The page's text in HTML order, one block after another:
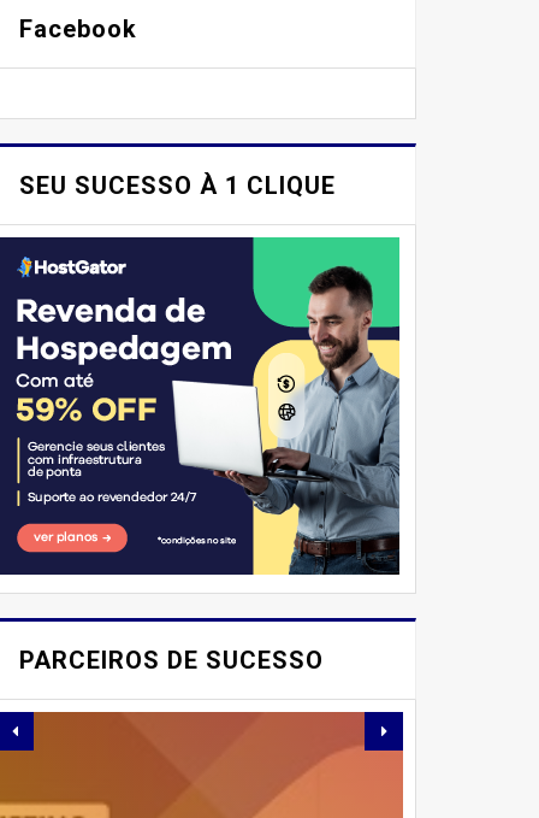
Facebook
SEU SUCESSO À 1 CLIQUE
PARCEIROS DE SUCESSO
E AÍ, PESSOAL! VOCÊ JÁ
SAUDÁVEIS ​​SEM PERDER